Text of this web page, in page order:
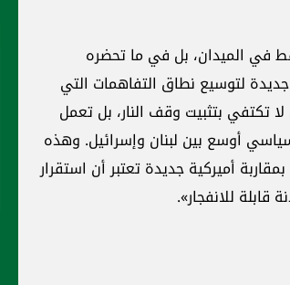
في الميدان، بل في ما تحضره
لتوسيع نطاق التفاهمات التي
تكتفي بتثبيت وقف النار، بل تعمل
أوسع بين لبنان وإسرائيل. وهذه
أميركية جديدة تعتبر أن استقرار
للانفجار».